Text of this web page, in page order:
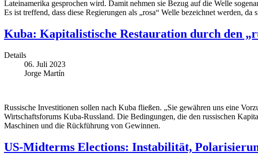
Lateinamerika gesprochen wird. Damit nehmen sie Bezug auf die Welle
Es ist treffend, dass diese Regierungen als „rosa“ Welle bezeichnet werden,
Kuba: Kapitalistische Restauration durch den
Details
06. Juli 2023
Jorge Martín
Russische Investitionen sollen nach Kuba fließen. „Sie gewähren uns eine
Wirtschaftsforums Kuba-Russland. Die Bedingungen, die den russischen
Maschinen und die Rückführung von Gewinnen.
US-Midterms Elections: Instabilität,